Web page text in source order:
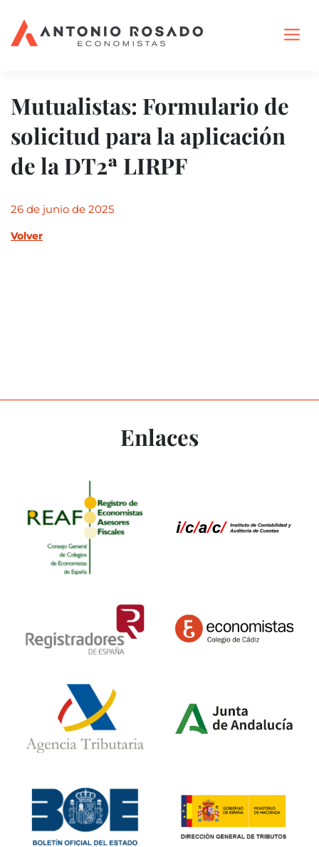
Mutualistas: Formulario de
solicitud para la aplicación
de la DT2ª LIRPF
26 de junio de 2025
Volver
Enlaces